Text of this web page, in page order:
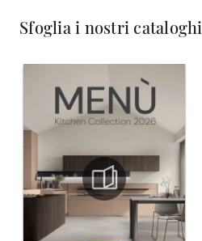
Sfoglia i nostri cataloghi